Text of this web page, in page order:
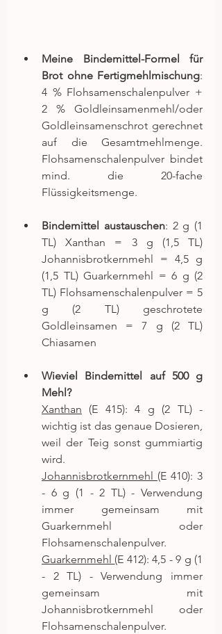
Meine Bindemittel-Formel für
Brot ohne Fertigmehlmischung:
4 % Flohsamenschalenpulver +
2 % Goldleinsamenmehl/oder
Goldleinsamenschrot gerechnet
auf die Gesamtmehlmenge.
Flohsamenschalenpulver bindet
mind. die 20-fache
Flüssigkeitsmenge.
Bindemittel austauschen: 2 g (1
TL) Xanthan = 3 g (1,5 TL)
Johannisbrotkernmehl = 4,5 g
(1,5 TL) Guarkernmehl = 6 g (2
TL) Flohsamenschalenpulver = 5
g (2 TL) geschrotete
Goldleinsamen = 7 g (2 TL)
Chiasamen
Wieviel Bindemittel auf 500 g
Mehl?
Xanthan (E 415): 4 g (2 TL) -
wichtig ist das genaue Dosieren,
weil der Teig sonst gummiartig
wird.
Johannisbrotkernmehl (E 410): 3
- 6 g (1 - 2 TL) - Verwendung
immer gemeinsam mit
Guarkernmehl oder
Flohsamenschalenpulver.
Guarkernmehl (E 412): 4,5 - 9 g (1
- 2 TL) - Verwendung immer
gemeinsam mit
Johannisbrotkernmehl oder
Flohsamenschalenpulver.